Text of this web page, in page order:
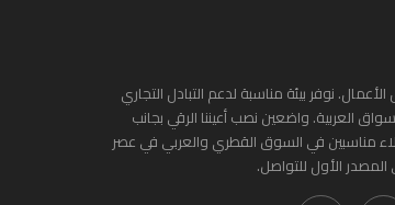
نوفر بيئة مناسبة لدعم التبادل التجاري
العربية. واضعين نصب أعيننا الرقي بجانب
مناسبين في السوق القطري والعربي في عصر
الأول للتواصل.